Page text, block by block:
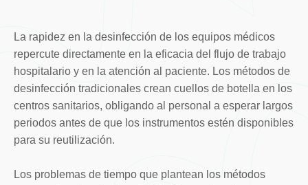
La rapidez en la desinfección de los equipos médicos
repercute directamente en la eficacia del flujo de trabajo
hospitalario y en la atención al paciente. Los métodos de
desinfección tradicionales crean cuellos de botella en los
centros sanitarios, obligando al personal a esperar largos
periodos antes de que los instrumentos estén disponibles
para su reutilización.
Los problemas de tiempo que plantean los métodos